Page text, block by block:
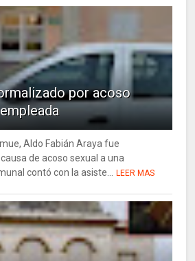
por acoso
Aldo Fabián Araya fue
de acoso sexual a una
contó con la asiste...
LEER MAS